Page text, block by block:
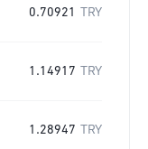
0.70921 TRY
1.14917 TRY
1.28947 TRY